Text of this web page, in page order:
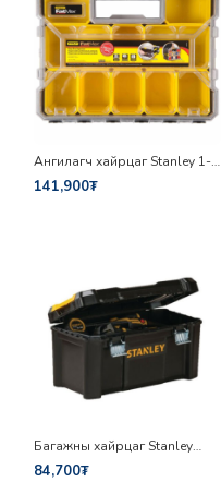
Ангилагч хайрцаг Stanley 1-
97-518
141,900₮
Багажны хайрцаг Stanley
STST1-75521
84,700₮